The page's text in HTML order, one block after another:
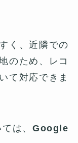
く、近隣での
のため、レコ
て対応できま
は、 Google